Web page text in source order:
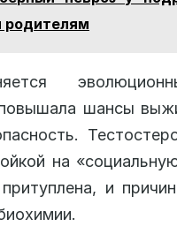
родителям
повышала шансы
на
и